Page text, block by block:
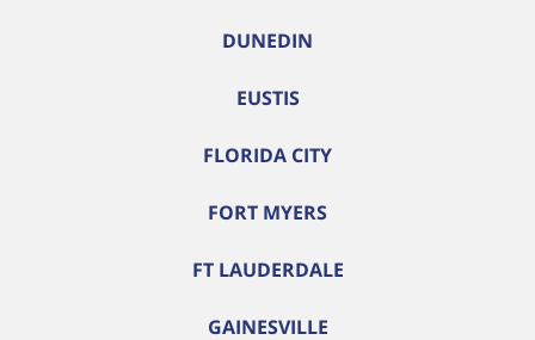
DUNEDIN
EUSTIS
FLORIDA CITY
FORT MYERS
FT LAUDERDALE
GAINESVILLE